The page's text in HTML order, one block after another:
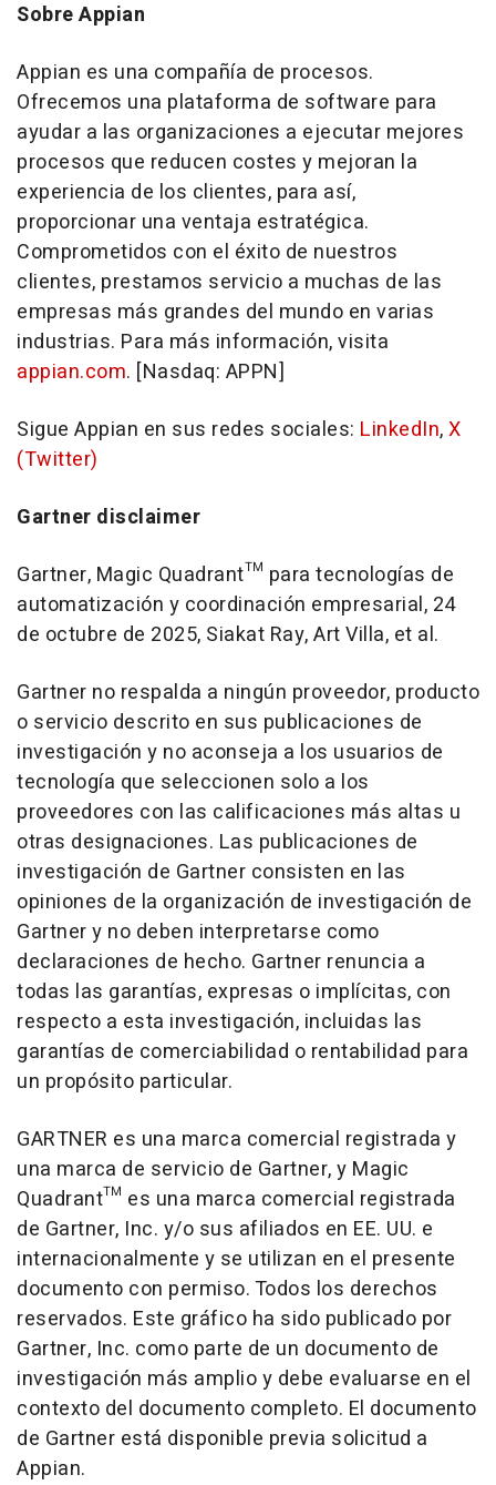
Sobre Appian
Appian es una compañía de procesos.
Ofrecemos una plataforma de software para
ayudar a las organizaciones a ejecutar mejores
procesos que reducen costes y mejoran la
experiencia de los clientes, para así,
proporcionar una ventaja estratégica.
Comprometidos con el éxito de nuestros
clientes, prestamos servicio a muchas de las
empresas más grandes del mundo en varias
industrias. Para más información, visita
appian.com. [Nasdaq: APPN]
Sigue Appian en sus redes sociales: LinkedIn,X
(Twitter)
Gartner disclaimer
Gartner, Magic Quadrant™ para tecnologías de
automatización y coordinación empresarial, 24
de octubre de 2025, Siakat Ray,Art Villa, et al.
Gartner no respalda a ningún proveedor, producto
o servicio descrito en sus publicaciones de
investigación y no aconseja a los usuarios de
tecnología que seleccionen solo a los
proveedores con las calificaciones más altas u
otras designaciones. Las publicaciones de
investigación de Gartner consisten en las
opiniones de la organización de investigación de
Gartner y no deben interpretarse como
declaraciones de hecho. Gartner renuncia a
todas las garantías, expresas o implícitas, con
respecto a esta investigación, incluidas las
garantías de comerciabilidad o rentabilidad para
un propósito particular.
GARTNER es una marca comercial registrada y
una marca de servicio de Gartner, y Magic
Quadrant™ es una marca comercial registrada
de Gartner, Inc. y/o sus afiliados en EE. UU. e
internacionalmente y se utilizan en el presente
documento con permiso. Todos los derechos
reservados. Este gráfico ha sido publicado por
Gartner, Inc. como parte de un documento de
investigación más amplio y debe evaluarse en el
contexto del documento completo. El documento
de Gartner está disponible previa solicitud a
Appian.